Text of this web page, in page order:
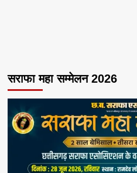
सराफा महा सम्मेलन 2026